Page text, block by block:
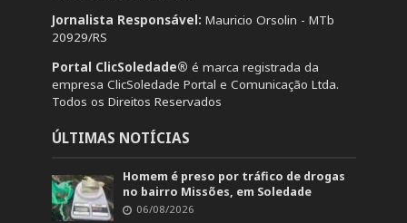
Jornalista Responsável: Mauricio Orsolin - MTb
20929/RS
Portal ClicSoledade® é marca registrada da
empresa ClicSoledade Portal e Comunicação Ltda.
Todos os Direitos Reservados
ÚLTIMAS NOTÍCIAS
Homem é preso por tráfico de drogas
no bairro Missões, em Soledade
06/08/2026